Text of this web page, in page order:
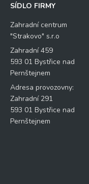
SÍDLO FIRMY
Zahradní centrum
"Strakovo" s.r.o
Zahradní 459
593 01 Bystřice nad
Pernštejnem
Adresa provozovny:
Zahradní 291
593 01 Bystřice nad
Pernštejnem